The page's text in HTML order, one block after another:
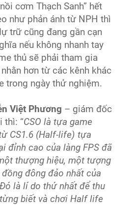
cơm Thạch Sanh” hết
như phản ánh từ NPH thì
trữ cũng đang gần cạn
nếu không nhanh tay
thủ sẽ phải tham gia
hơn từ các kênh khác
trong ngày thử nghiệm.
Việt Phương – giám đốc
thì: “CSO là tựa game
CS1.6 (Half-life) tựa
đỉnh cao của làng FPS đã
thượng hiệu, một tượng
đông đảo nhất của
là lí do thứ nhất để thu
biết và chơi Half life